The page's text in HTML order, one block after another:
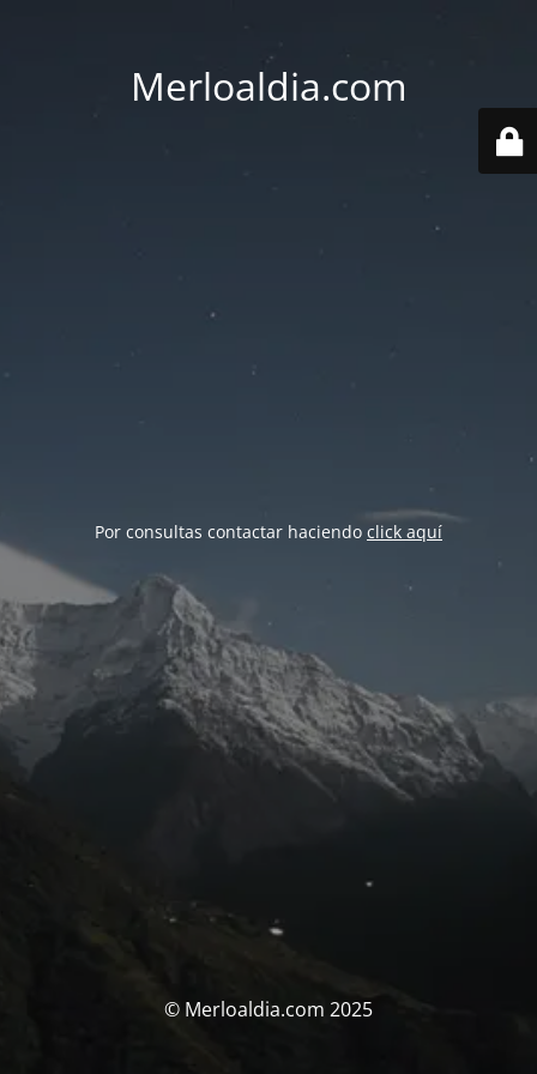
Merloaldia.com
Por consultas contactar haciendo click aquí
© Merloaldia.com 2025